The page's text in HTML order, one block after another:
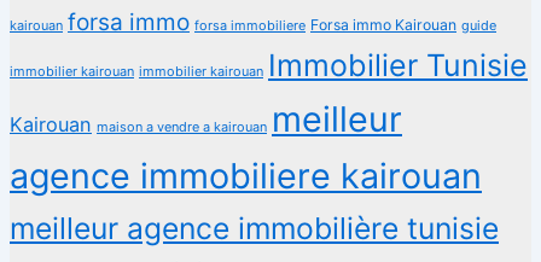
kairouan forsa immo forsa immobiliere Forsa immo Kairouan guide
immobilier kairouan immobilier kairouan Immobilier Tunisie
Kairouan maison a vendre a kairouan meilleur
agence immobiliere kairouan
meilleur agence immobilière tunisie